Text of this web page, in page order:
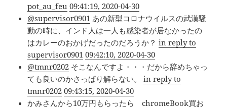
pot_au_feu 09:41:19, 2020-04-30
@supervisor0901 あの新型コロナウイルスの武漢騒
動の時に、インド人は一人も感染者が居なかったの
はカレーのおかげだったのだろうか？in reply to
supervisor0901 09:42:10, 2020-04-30
@tmnr0202 そこなんですよ・・・だから辞めちゃっ
ても良いのかさっぱり解らない。in reply to
tmnr0202 09:43:15, 2020-04-30
かみさんから10万円もらったら chromeBook買お